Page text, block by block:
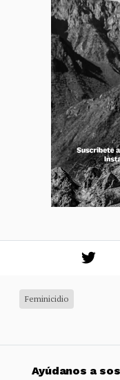
Feminicidio
Ayúdanos a